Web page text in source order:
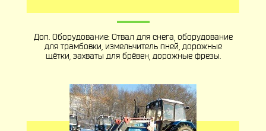
Доп. Оборудование: Отвал для снега, оборудование
для трамбовки, измельчитель пней, дорожные
щётки, захваты для брёвен, дорожные фрезы.